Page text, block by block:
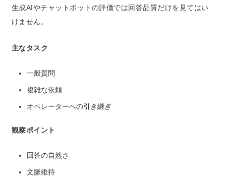
生成AIやチャットボットの評価では回答品質だけを見てはい
けません。
主なタスク
一般質問
複雑な依頼
オペレーターへの引き継ぎ
観察ポイント
回答の自然さ
文脈維持